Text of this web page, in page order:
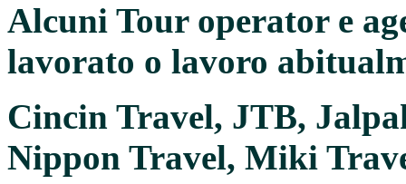
Alcuni Tour operator e
lavorato o lavoro
Cincin Travel, JTB,
Nippon Travel, Miki